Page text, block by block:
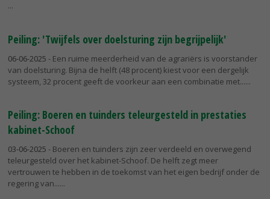
Peiling: 'Twijfels over doelsturing zijn begrijpelijk'
06-06-2025 - Een ruime meerderheid van de agrariërs is voorstander
van doelsturing. Bijna de helft (48 procent) kiest voor een dergelijk
systeem, 32 procent geeft de voorkeur aan een combinatie met...
Peiling: Boeren en tuinders teleurgesteld in prestaties
kabinet-Schoof
03-06-2025 - Boeren en tuinders zijn zeer verdeeld en overwegend
teleurgesteld over het kabinet-Schoof. De helft zegt meer
vertrouwen te hebben in de toekomst van het eigen bedrijf onder de
regering van...